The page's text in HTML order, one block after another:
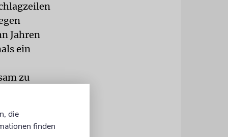
Jahren
ein
zu
hat,
die
finden